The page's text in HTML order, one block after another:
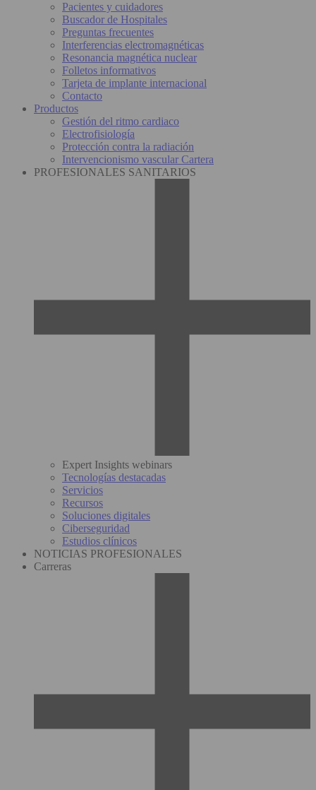
Pacientes y cuidadores
Buscador de Hospitales
Preguntas frecuentes
Interferencias electromagnéticas
Resonancia magnética nuclear
Folletos informativos
Tarjeta de implante internacional
Contacto
Productos
Gestión del ritmo cardiaco
Electrofisiología
Protección contra la radiación
Intervencionismo vascular Cartera
PROFESIONALES SANITARIOS
Expert Insights webinars
Tecnologías destacadas
Servicios
Recursos
Soluciones digitales
Ciberseguridad
Estudios clínicos
NOTICIAS PROFESIONALES
Carreras